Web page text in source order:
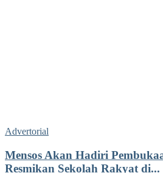
Advertorial
Mensos Akan Hadiri
Resmikan Sekolah Rakyat di...